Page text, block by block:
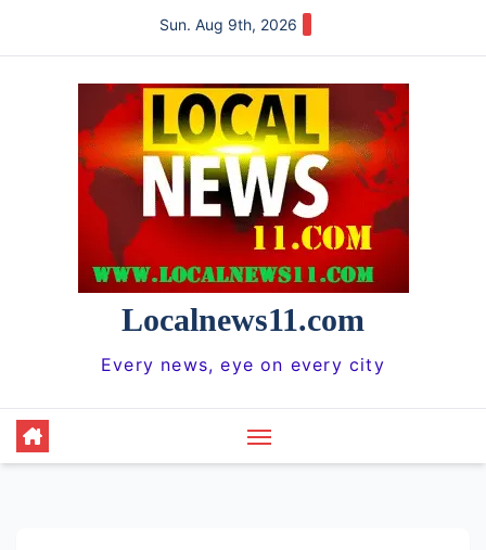
Sun. Aug 9th, 2026
Localnews11.com
Every news, eye on every city